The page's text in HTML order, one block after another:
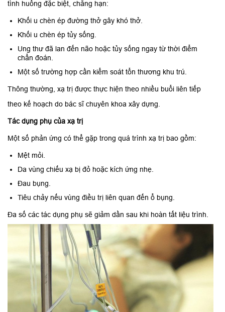
tình huống đặc biệt, chẳng hạn:
Khối u chèn ép đường thở gây khó thở.
Khối u chèn ép tủy sống.
Ung thư đã lan đến não hoặc tủy sống ngay từ thời điểm
chẩn đoán.
Một số trường hợp cần kiểm soát tổn thương khu trú.
Thông thường, xạ trị được thực hiện theo nhiều buổi liên tiếp
theo kế hoạch do bác sĩ chuyên khoa xây dựng.
Tác dụng phụ của xạ trị
Một số phản ứng có thể gặp trong quá trình xạ trị bao gồm:
Mệt mỏi.
Da vùng chiếu xạ bị đỏ hoặc kích ứng nhẹ.
Đau bụng.
Tiêu chảy nếu vùng điều trị liên quan đến ổ bụng.
Đa số các tác dụng phụ sẽ giảm dần sau khi hoàn tất liệu trình.